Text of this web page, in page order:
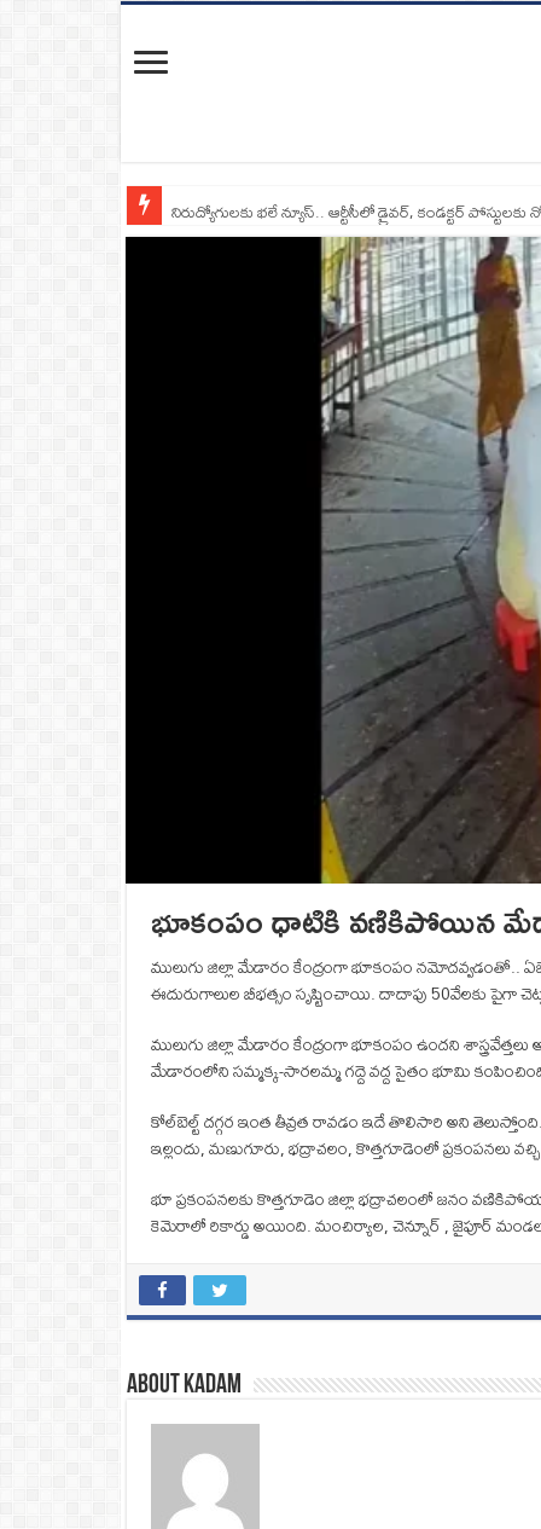
నిరుద్యోగులకు భలే న్యూస్.. ఆర్టీసీలో డ్రైవర్, కండక్టర్‌
భూకంపం ధాటికి వణికిపోయిన
ములుగు జిల్లా మేడారం కేంద్రంగా భూకంపం నమోదవ్వడంతో..
ఈదురుగాలుల బీభత్సం సృష్టించాయి. దాదాపు 50వేలకు
ములుగు జిల్లా మేడారం కేంద్రంగా భూకంపం ఉందని
మేడారంలోని సమ్మక్క-సారలమ్మ గద్దె వద్ద సైతం భూమి
కోల్‌బెల్ట్‌ దగ్గర ఇంత తీవ్రత రావడం ఇదే తొలిసారి అని తెలుస్తోంది.
ఇల్లందు, మణుగూరు, భద్రాచలం, కొత్తగూడెంలో ప్రకంపనలు
భూ ప్రకంపనలకు కొత్తగూడెం జిల్లా భద్రాచలంలో జనం
కెమెరాలో రికార్డు అయింది. మంచిర్యాల, చెన్నూర్ , జైపూర్
About Kadam